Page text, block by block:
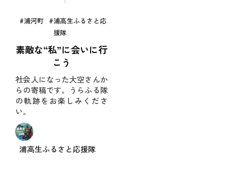
浦河町
浦高生ふるさと応
援隊
素敵な“私”に会いに行
こう
社会人になった大空さんか
らの寄稿です。うらふる隊
の軌跡をお楽しみくださ
い。
浦高生ふるさと応援隊